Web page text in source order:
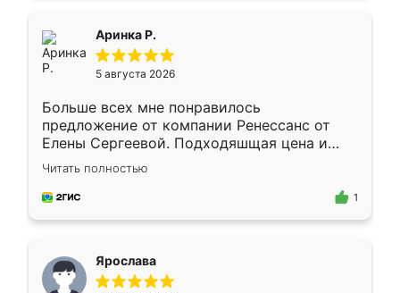
Аринка Р.
5 августа 2026
Больше всех мне понравилось
предложение от компании Ренессанс от
Елены Сергеевой. Подходяшщая цена и
короткие сроки изготовления. Приехавший
для замера сотрудник Владислав
предложил по моему эскизу самый
Читать полностью
1
Ярослава